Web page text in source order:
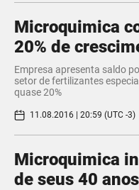
​Microquimica
20% de
Empresa apresenta saldo
setor de fertilizantes
quase 20%
11.08.2016 | 20:59 (UTC -3)
​Microquimica
de seus 40